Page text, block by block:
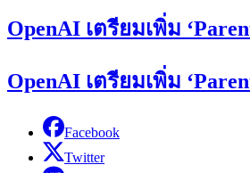
OpenAI เตรียมเพิ่ม
OpenAI เตรียมเพิ่ม
Facebook
Twitter